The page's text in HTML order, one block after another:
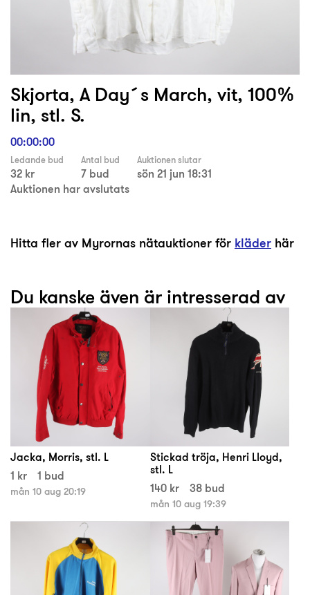
Skjorta, A Day´s March, vit, 100%
lin, stl. S.
00:00:00
Ledande bud
32 kr
Antal bud
7 bud
Auktionen slutar
sön 21 jun 18:31
Auktionen har avslutats
Hitta fler av Myrornas nätauktioner för kläder här
Du kanske även är intresserad av
Jacka, Morris, stl. L
1 kr
1 bud
mån 10 aug 20:19
Stickad tröja, Henri Lloyd,
stl. L
140 kr
38 bud
mån 10 aug 19:39